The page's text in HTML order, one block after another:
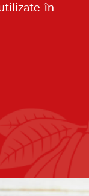
în
Termenii de